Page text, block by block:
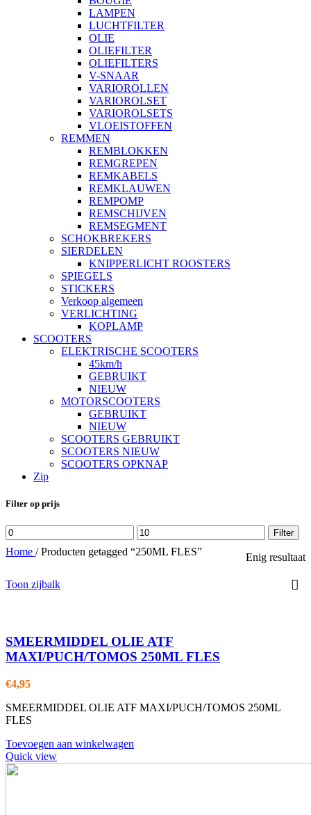
LAMPEN
LUCHTFILTER
OLIE
OLIEFILTER
OLIEFILTERS
V-SNAAR
VARIOROLLEN
VARIOROLSET
VARIOROLSETS
VLOEISTOFFEN
REMMEN
REMBLOKKEN
REMGREPEN
REMKABELS
REMKLAUWEN
REMPOMP
REMSCHIJVEN
REMSEGMENT
SCHOKBREKERS
SIERDELEN
KNIPPERLICHT ROOSTERS
SPIEGELS
STICKERS
Verkoop algemeen
VERLICHTING
KOPLAMP
SCOOTERS
ELEKTRISCHE SCOOTERS
45km/h
GEBRUIKT
NIEUW
MOTORSCOOTERS
GEBRUIKT
NIEUW
SCOOTERS GEBRUIKT
SCOOTERS NIEUW
SCOOTERS OPKNAP
Zip
Filter op prijs
Min.
prijs
Max.
prijs
Filter
Home / Producten getagged “250ML FLES” Enig resultaat
Toon zijbalk
SMEERMIDDEL OLIE ATF
MAXI/PUCH/TOMOS 250ML FLES
€4,95
SMEERMIDDEL OLIE ATF MAXI/PUCH/TOMOS 250ML
FLES
Toevoegen aan winkelwagen
Quick view